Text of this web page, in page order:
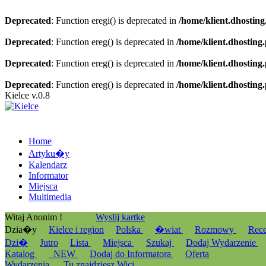
Deprecated: Function eregi() is deprecated in /home/
Deprecated: Function ereg() is deprecated in /home/
Deprecated: Function ereg() is deprecated in /home/
Deprecated: Function ereg() is deprecated in /home/
Kielce v.0.8
Home
Artyku�y
Kalendarz
Informator
Miejsca
Multimedia
Witaj Anonim !
Wyslij kartke
Dzia�y
Kielce i region Polska �wiat Rozmowy
Dzi�
Jutro Lista Miejsca Szukaj Dodaj Wydarzenie
Katalog
_NEW Dodaj do Informatora
Oferta